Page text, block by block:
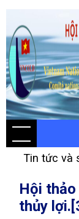
Tin tức và
Hội
thủy